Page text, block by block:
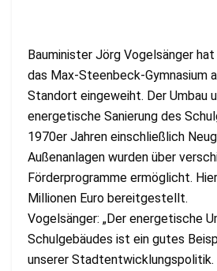
Bauminister Jörg Vogelsänger
das Max-Steenbeck-Gymnasium
Standort eingeweiht. Der Umbau
energetische Sanierung des
1970er Jahren einschließlich
Außenanlagen wurden über
Förderprogramme ermöglicht.
Millionen Euro bereitgestellt.
Vogelsänger: „Der energetische
Schulgebäudes ist ein gutes
unserer Stadtentwicklungspolitik.